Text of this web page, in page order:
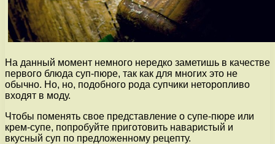
На данный момент немного нередко заметишь в качестве
первого блюда суп-пюре, так как для многих это не
обычно. Но, но, подобного рода супчики неторопливо
входят в моду.
Чтобы поменять свое представление о супе-пюре или
крем-супе, попробуйте приготовить наваристый и
вкусный суп по предложенному рецепту.